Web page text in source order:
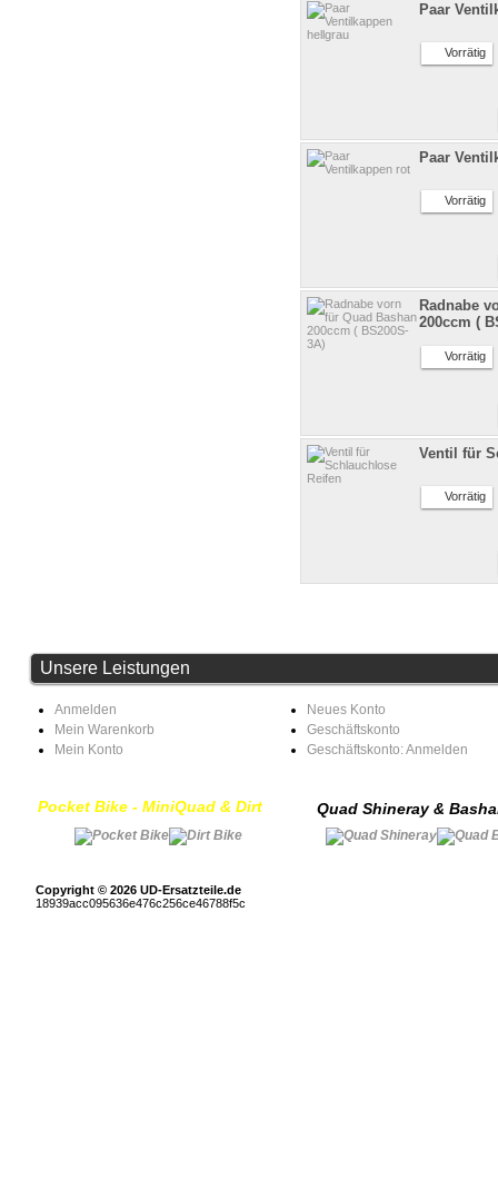
Paar
Vorrätig
Paar
Vorrätig
Radnabe
200ccm (
Vorrätig
Ventil für
Vorrätig
Unsere Leistungen
Anmelden
Mein Warenkorb
Mein Konto
Neues Konto
Geschäftskonto
Geschäftskonto: Anmelden
Pocket Bike - MiniQuad & Dirt Quad Shineray &
Copyright © 2026 UD-Ersatzteile.de
18939acc095636e476c256ce46788f5c